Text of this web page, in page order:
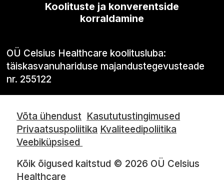
Koolituste ja konverentside
korraldamine
OÜ Celsius Healthcare koolitusluba:
täiskasvanuhariduse majandustegevusteade
nr. 255122
Võta ühendust Kasututustingimused
Privaatsuspoliitika Kvaliteedipoliitika
Veebiküpsised
Kõik õigused kaitstud © 2026 OÜ Celsius
Healthcare